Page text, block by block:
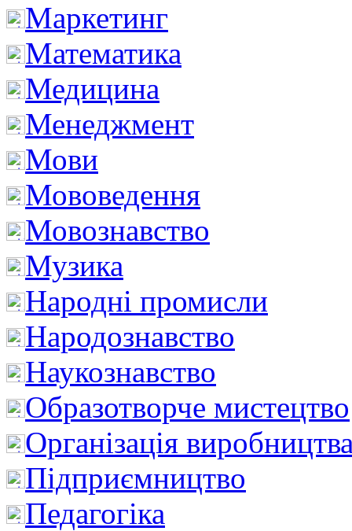
Маркетинг
Математика
Медицина
Менеджмент
Мови
Мововедення
Мовознавство
Музика
Народні промисли
Народознавство
Наукознавство
Образотворче мистецтво
Організація
Підприємництво
Педагогіка